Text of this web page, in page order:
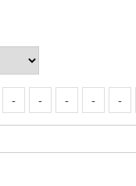
- - - - -